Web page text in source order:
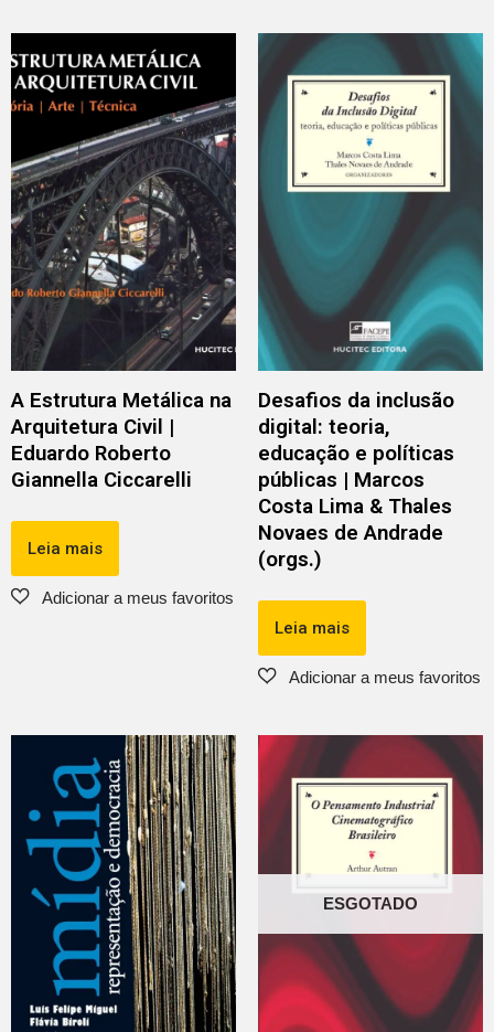
A Estrutura Metálica na
Arquitetura Civil |
Eduardo Roberto
Giannella Ciccarelli
Leia mais
Desafios da inclusão
digital: teoria,
educação e políticas
públicas | Marcos
Costa Lima & Thales
Novaes de Andrade
(orgs.)
Leia mais
ESGOTADO